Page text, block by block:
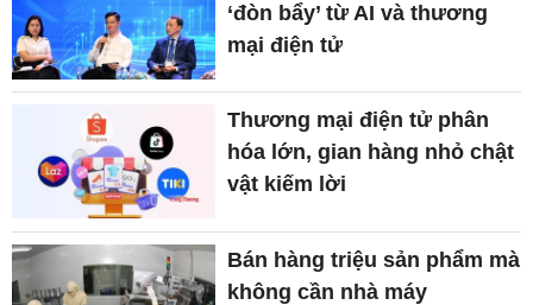
‘đòn bẩy’ từ AI và thương
mại điện tử
Thương mại điện tử phân
hóa lớn, gian hàng nhỏ chật
vật kiếm lời
Bán hàng triệu sản phẩm mà
không cần nhà máy